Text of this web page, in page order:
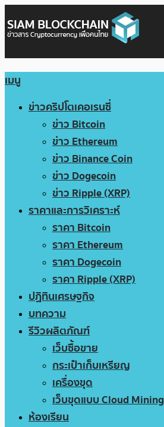
เมนู
ข่าวคริปโตเคอเรนซี่
ข่าว Bitcoin
ข่าว Ethereum
ข่าว Binance Coin
ข่าว Dogecoin
ข่าว Ripple (XRP)
ราคาและการวิเคราะห์
ราคา Bitcoin
ราคา Ethereum
ราคา Dogecoin
ราคา Ripple (XRP)
ปฏิทินเศรษฐกิจ
บทความ
รีวิวผลิตภัณฑ์
เว็บซื้อขาย
กระเป๋าเก็บเหรียญ
เครื่องขุด
เว็บขุดแบบ Cloud Mining
ห้องเรียน